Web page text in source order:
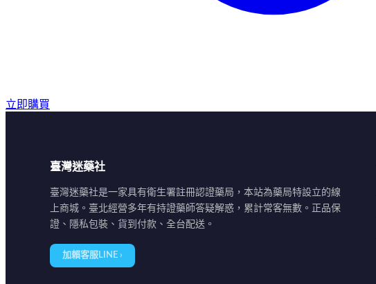
立即購買
臺灣迷藥社
臺灣迷藥社是一家具有衛生署註冊認證藥局，本站為藥局特設立的線
上商城。臺北經營多年有持證藥師答疑解惑，累計常客無數。正品保
證、隱私包裝、貨到付款、全台配送。
加賴客服LINE ›